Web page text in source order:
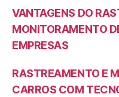
VANTAGENS DO
MONITORAMENTO
EMPRESAS
RASTREAMENTO E
CARROS COM